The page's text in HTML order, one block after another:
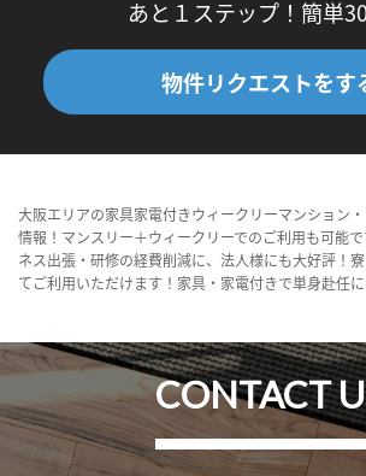
あと１ステップ！簡単
物件リクエストをす
大阪エリアの家具家電付きウィークリーマンション
情報！マンスリー＋ウィークリーでのご利用も可能
ネス出張・研修の経費削減に、法人様にも大好評！
てご利用いただけます！家具・家電付きで単身赴任に
CONTACT